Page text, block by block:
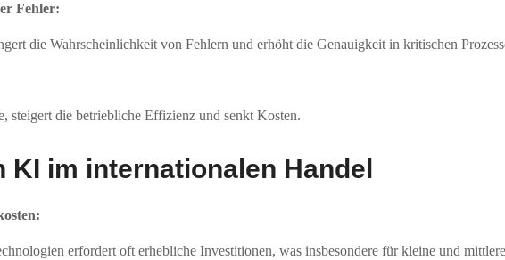
Fehler:
die Wahrscheinlichkeit von Fehlern und erhöht die Genauigkeit in kritischen
steigert die betriebliche Effizienz und senkt Kosten.
KI im internationalen Handel
erfordert oft erhebliche Investitionen, was insbesondere für kleine und